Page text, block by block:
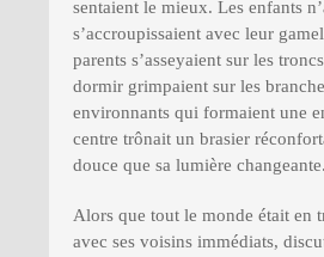
sentaient le mieux. Les enfants
s’accroupissaient avec leur
parents s’asseyaient sur les
dormir grimpaient sur les
environnants qui formaient une
centre trônait un brasier
douce que sa lumière changeante.
Alors que tout le monde était en
avec ses voisins immédiats,